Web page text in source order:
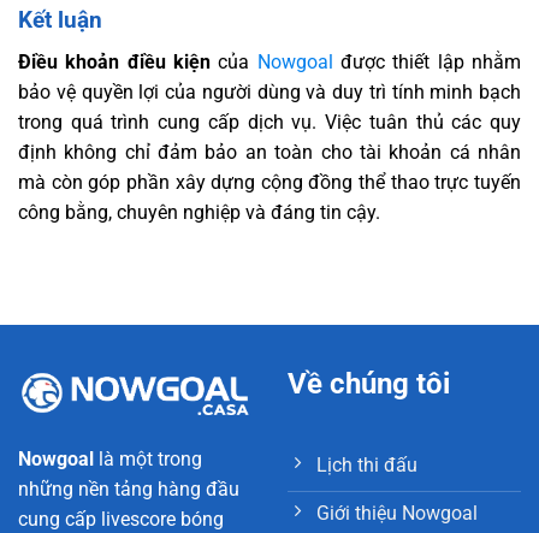
Kết luận
Điều khoản điều kiện của Nowgoal được thiết lập nhằm
bảo vệ quyền lợi của người dùng và duy trì tính minh bạch
trong quá trình cung cấp dịch vụ. Việc tuân thủ các quy
định không chỉ đảm bảo an toàn cho tài khoản cá nhân
mà còn góp phần xây dựng cộng đồng thể thao trực tuyến
công bằng, chuyên nghiệp và đáng tin cậy.
Nowgoal
là một trong
những nền tảng hàng đầu
cung cấp livescore bóng
Về chúng tôi
Lịch thi đấu
Giới thiệu Nowgoal